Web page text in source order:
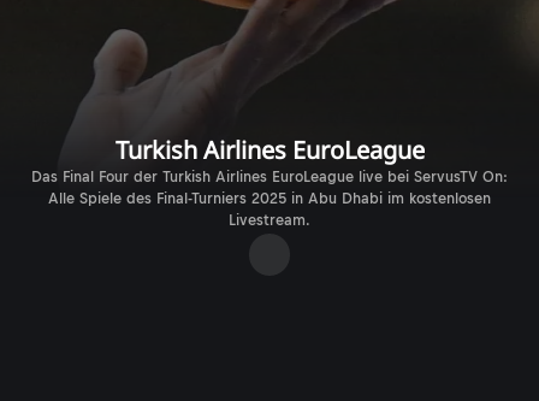
Turkish Airlines EuroLeague
Das Final Four der Turkish Airlines EuroLeague live bei ServusTV On:
Alle Spiele des Final-Turniers 2025 in Abu Dhabi im kostenlosen
Livestream.